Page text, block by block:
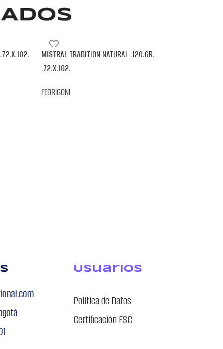
MISTRAL TRADITION NATURAL .120.GR.
.72.X.102.
FEDRIGONI
USuarios
Política de Datos
Certificación FSC